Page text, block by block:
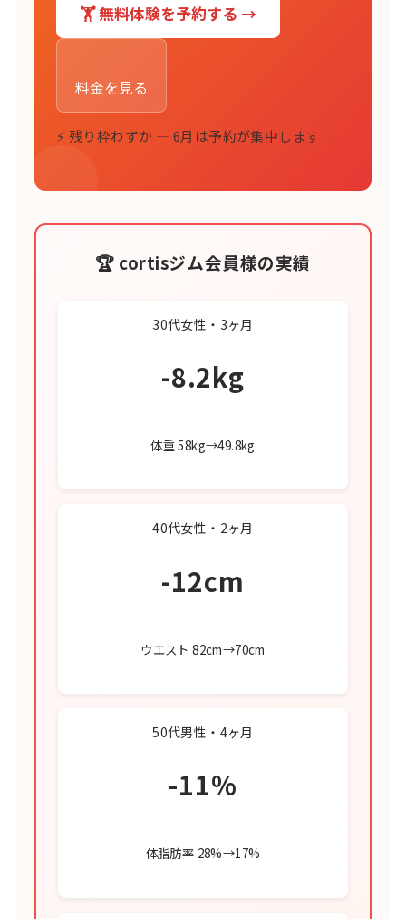
🏋️ 無料体験を予約する →
料金を見る
⚡ 残り枠わずか — 6月は予約が集中します
🏆 cortisジム会員様の実績
30代女性・3ヶ月
-8.2kg
体重 58kg→49.8kg
40代女性・2ヶ月
-12cm
ウエスト 82cm→70cm
50代男性・4ヶ月
-11%
体脂肪率 28%→17%